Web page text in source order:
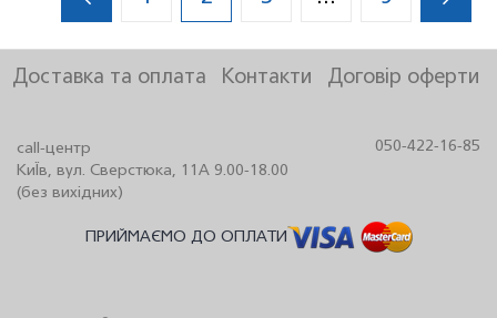
call-центр
КиЇв, вул. Сверстюка, 11А 9.00-18.00
(без вихідних)
050-422-16-85
Доставка та оплата Контакти Договір оферти
ПРИЙМАЄМО ДО ОПЛАТИ